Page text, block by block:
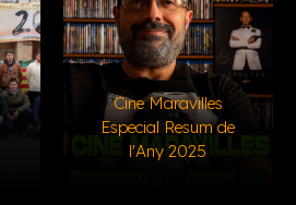
Cine Maravilles
Especial Resum de
l'Any 2025